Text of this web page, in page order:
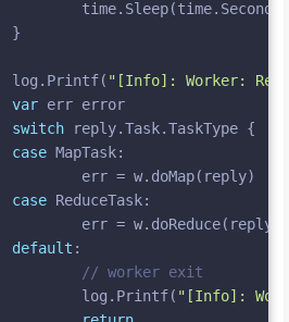
			time.Sleep(time.Second)
		}
		log.Printf(
"[Info]: Worker:
var err error
switch reply.Task.TaskType {
case MapTask:
			err = w.doMap(reply)
case ReduceTask:
			err = w.doReduce(reply)
default :
// worker exit
			log.Printf(
"[Info]: